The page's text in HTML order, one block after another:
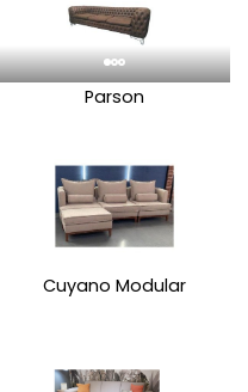
Parson
Cuyano Modular